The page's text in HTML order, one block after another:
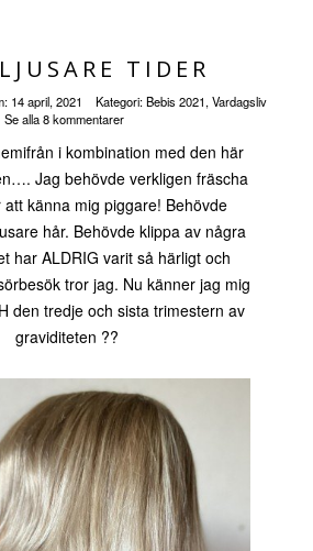
TIDER
14 april, 2021 Kategori:Bebis 2021,Vardagsliv
Se alla 8 kommentarer
i kombination med den här
Jag behövde verkligen fräscha
känna mig piggare! Behövde
hår. Behövde klippa av några
har ALDRIG varit så härligt och
tror jag. Nu känner jag mig
den tredje och sista trimestern av
graviditeten ??